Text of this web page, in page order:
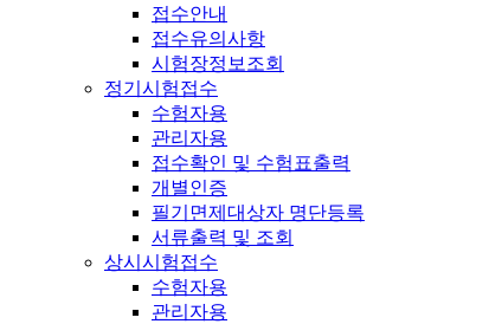
접수안내
접수유의사항
시험장정보조회
정기시험접수
수험자용
관리자용
접수확인 및 수험표출력
개별인증
필기면제대상자 명단등록
서류출력 및 조회
상시시험접수
수험자용
관리자용